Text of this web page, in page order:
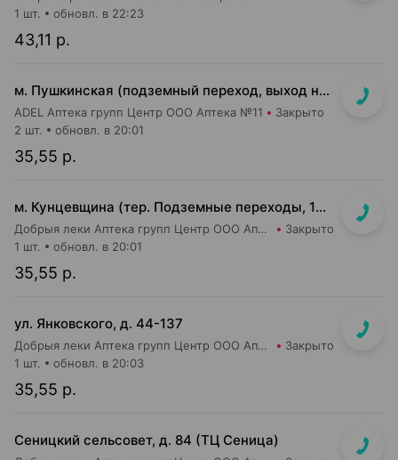
43,11 р.
1 шт. обновл. в 22:23
м. Пушкинская (подземный переход, выход на гостиницу "Орбита")
ADEL Аптека групп Центр ООО Аптека №11 Закрыто
35,55 р.
2 шт. обновл. в 20:01
м. Кунцевщина (тер. Подземные переходы, 10, пом. 13)
Добрыя леки Аптека групп Центр ООО Аптека №15 Закрыто
35,55 р.
1 шт. обновл. в 20:01
ул. Янковского, д. 44-137
Добрыя леки Аптека групп Центр ООО Аптека №56 Закрыто
35,55 р.
1 шт. обновл. в 20:03
Сеницкий сельсовет, д. 84 (ТЦ Сеница)